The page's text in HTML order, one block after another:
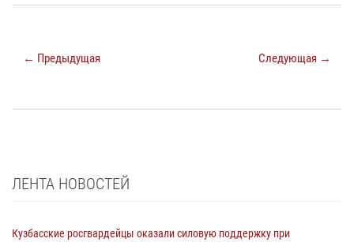
← Предыдущая Следующая →
ЛЕНТА НОВОСТЕЙ
Кузбасские росгвардейцы оказали силовую поддержку при